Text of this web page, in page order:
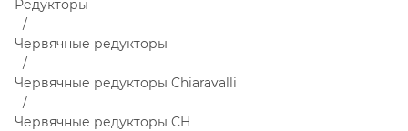
Редукторы
Червячные редукторы
Червячные редукторы Chiaravalli
Червячные редукторы CH